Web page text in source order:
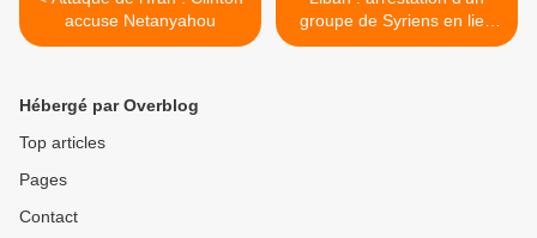
accuse Netanyahou
groupe de Syriens en lien
avec Daech et le Mossad >
Hébergé par Overblog
Top articles
Pages
Contact